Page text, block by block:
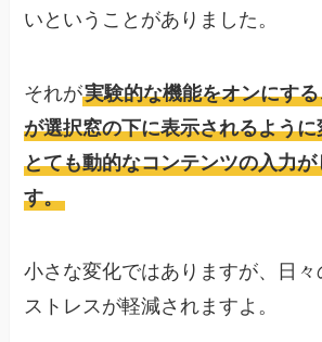
いということがありました。
それが実験的な機能をオンにす
が選択窓の下に表示されるよう
とても動的なコンテンツの入力
す。
小さな変化ではありますが、日
ストレスが軽減されますよ。